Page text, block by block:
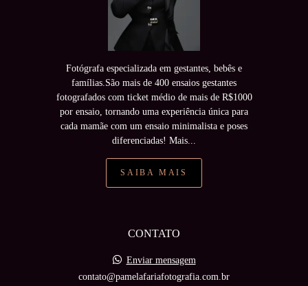
Fotógrafa especializada em gestantes, bebês e
famílias.São mais de 400 ensaios gestantes
fotografados com ticket médio de mais de R$1000
por ensaio, tornando uma experiência única para
cada mamãe com um ensaio minimalista e poses
diferenciadas! Mais...
SAIBA MAIS
CONTATO
Enviar mensagem
contato@pamelafariafotografia.com.br